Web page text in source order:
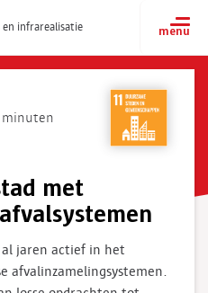
en infrarealisatie
minuten
met
al jaren actief in het
afvalinzamelingsystemen.